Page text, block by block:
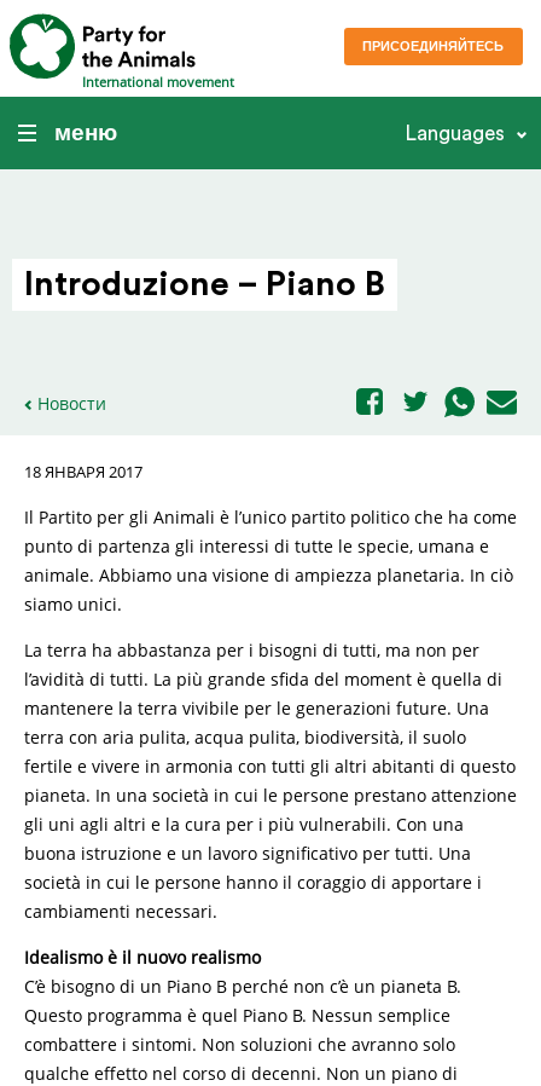
International movement
ПРИСОЕДИНЯЙТЕСЬ
меню Languages
Intro­du­zione – Piano B
Новости
18 ЯНВАРЯ 2017
Il Partito per gli Animali è l’unico partito politico che ha come
punto di partenza gli interessi di tutte le specie, umana e
animale. Abbiamo una visione di ampiezza planetaria. In ciò
siamo unici.
La terra ha abbastanza per i bisogni di tutti, ma non per
l’avidità di tutti. La più grande sfida del moment è quella di
mantenere la terra vivibile per le generazioni future. Una
terra con aria pulita, acqua pulita, biodiversità, il suolo
fertile e vivere in armonia con tutti gli altri abitanti di questo
pianeta. In una società in cui le persone prestano attenzione
gli uni agli altri e la cura per i più vulnerabili. Con una
buona istruzione e un lavoro significativo per tutti. Una
società in cui le persone hanno il coraggio di apportare i
cambiamenti necessari.
Idealismo è il nuovo realismo
C’è bisogno di un Piano B perché non c’è un pianeta B.
Questo programma è quel Piano B. Nessun semplice
combattere i sintomi. Non soluzioni che avranno solo
qualche effetto nel corso di decenni. Non un piano di